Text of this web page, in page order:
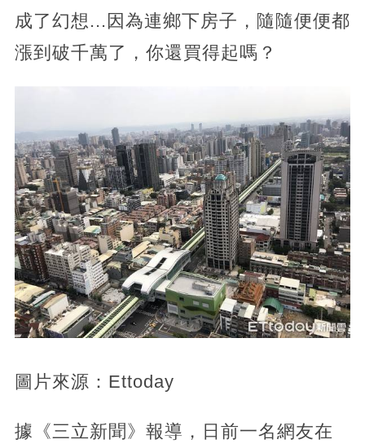
成了幻想...因為連鄉下房子，隨隨便便都
漲到破千萬了，你還買得起嗎？
圖片來源：Ettoday
據《三立新聞》報導，日前一名網友在